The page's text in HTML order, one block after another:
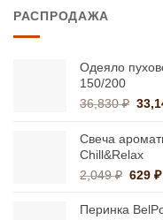
РАСПРОДАЖА
Одеяло
150/200
36,830₽
Свеча
Chill&Relax
2,049₽ 629₽
Перинка